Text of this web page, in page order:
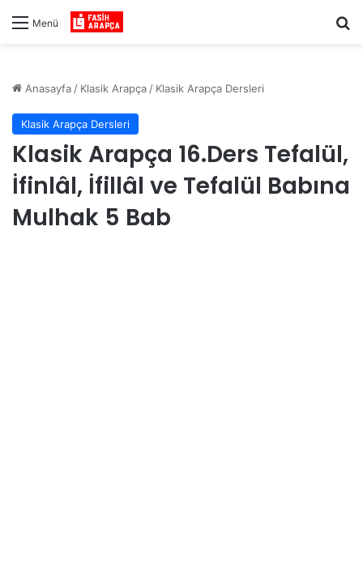
Menü
Anasayfa / Klasik Arapça / Klasik Arapça Dersleri
Klasik Arapça Dersleri
Klasik Arapça 16.Ders Tefalül,
İfinlâl, İfillâl ve Tefalül Babına
Mulhak 5 Bab